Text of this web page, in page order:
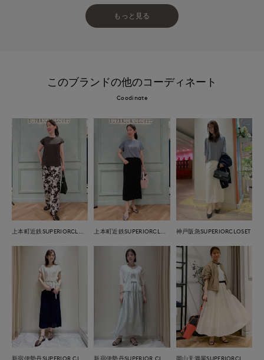
もっと見る
このブランドの他のコーディネート
Coodinate
神戸阪急SUPERIORCLOSET